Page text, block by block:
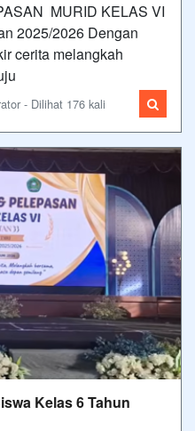
MURID KELAS VI
2025/2026 Dengan
cerita melangkah
- Dilihat 176 kali
Kelas 6 Tahun